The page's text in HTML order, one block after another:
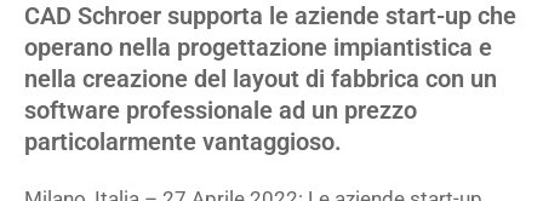
CAD Schroer supporta le aziende start-up che
operano nella progettazione impiantistica e
nella creazione del layout di fabbrica con un
software professionale ad un prezzo
particolarmente vantaggioso.